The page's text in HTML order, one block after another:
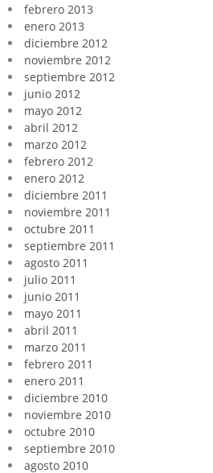
febrero 2013
enero 2013
diciembre 2012
noviembre 2012
septiembre 2012
junio 2012
mayo 2012
abril 2012
marzo 2012
febrero 2012
enero 2012
diciembre 2011
noviembre 2011
octubre 2011
septiembre 2011
agosto 2011
julio 2011
junio 2011
mayo 2011
abril 2011
marzo 2011
febrero 2011
enero 2011
diciembre 2010
noviembre 2010
octubre 2010
septiembre 2010
agosto 2010